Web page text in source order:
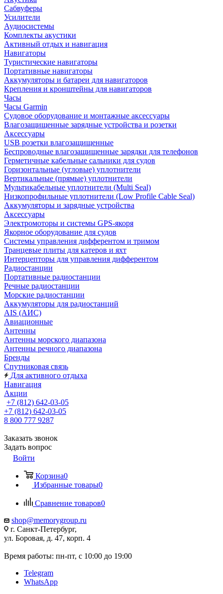
Сабвуферы
Усилители
Аудиосистемы
Комплекты акустики
Активный отдых и навигация
Навигаторы
Туристические навигаторы
Портативные навигаторы
Аккумуляторы и батареи для навигаторов
Крепления и кронштейны для навигаторов
Часы
Часы Garmin
Судовое оборудование и монтажные аксессуары
Влагозащищенные зарядные устройства и розетки
Аксессуары
USB розетки влагозащищенные
Беспроводные влагозащищенные зарядки для телефонов
Герметичные кабельные сальники для судов
Горизонтальные (угловые) уплотнители
Вертикальные (прямые) уплотнители
Мультикабельные уплотнители (Multi Seal)
Низкопрофильные уплотнители (Low Profile Cable Seal)
Аккумуляторы и зарядные устройства
Аксессуары
Электромоторы и системы GPS-якоря
Якорное оборудование для судов
Системы управления дифферентом и тримом
Транцевые плиты для катеров и яхт
Интерцепторы для управления дифферентом
Радиостанции
Портативные радиостанции
Речные радиостанции
Морские радиостанции
Аккумуляторы для радиостанций
AIS (АИС)
Авиационные
Антенны
Антенны морского диапазона
Антенны речного диапазона
Бренды
Спутниковая связь
Для активного отдыха
Навигация
Акции
+7 (812) 642-03-05
+7 (812) 642-03-05
8 800 777 9287
Заказать звонок
Задать вопрос
Войти
Корзина0
Избранные товары0
Сравнение товаров0
shop@memorygroup.ru
г. Санкт-Петербург,
ул. Боровая, д. 47, корп. 4
Время работы: пн-пт, с 10:00 до 19:00
Telegram
WhatsApp